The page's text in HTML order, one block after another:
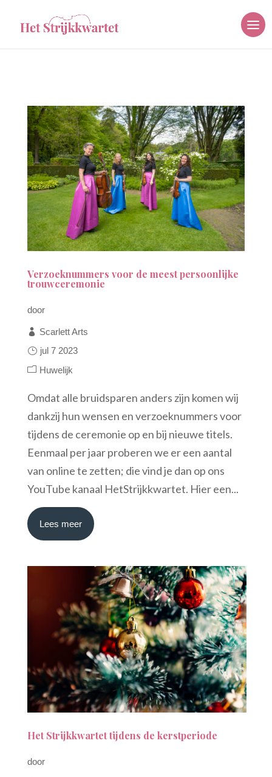
Verzoeknummers voor de meest persoonlijke
trouwceremonie
door
Scarlett Arts
jul 7 2023
Huwelijk
Omdat alle bruidsparen anders zijn komen wij
dankzij hun wensen en verzoeknummers voor
tijdens de ceremonie op en bij nieuwe titels.
Eenmaal per jaar proberen we er een aantal
van online te zetten; die vind je dan op ons
YouTube kanaal HetStrijkkwartet. Hier een...
Lees meer
Het Strijkkwartet tijdens de kerstperiode
door